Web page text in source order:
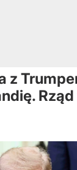
z
Rząd